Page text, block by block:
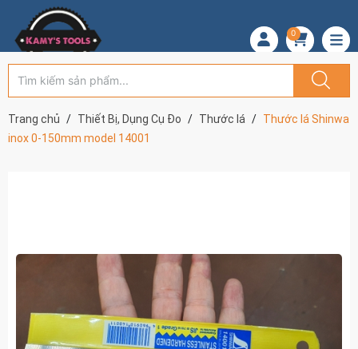
0
Trang chủ Thiết Bị, Dụng Cụ Đo Thước lá
Thước lá Shinwa
inox 0-150mm model 14001